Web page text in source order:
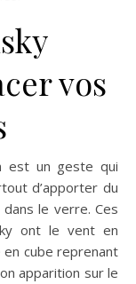
vos
est un geste qui
d’apporter du
le verre. Ces
ont le vent en
en cube reprenant
apparition sur le